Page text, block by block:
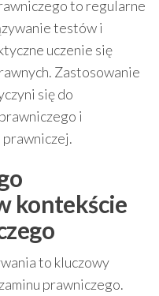
to regularne
testów i
uczenie się
Zastosowanie
się do
i
prawniczej.
kontekście
to kluczowy
prawniczego.